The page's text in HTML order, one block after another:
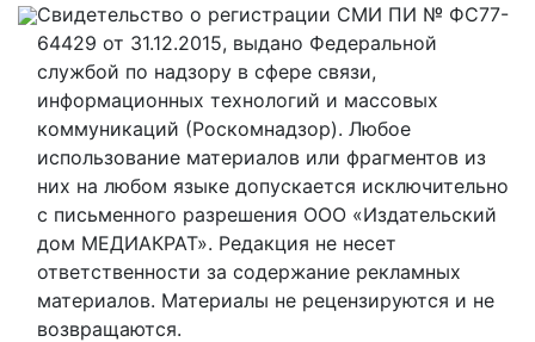
Свидетельство о регистрации СМИ ПИ № ФС77-
64429 от 31.12.2015, выдано Федеральной
службой по надзору в сфере связи,
информационных технологий и массовых
коммуникаций (Роскомнадзор). Любое
использование материалов или фрагментов из
них на любом языке допускается исключительно
с письменного разрешения ООО «Издательский
дом МЕДИАКРАТ». Редакция не несет
ответственности за содержание рекламных
материалов. Материалы не рецензируются и не
возвращаются.